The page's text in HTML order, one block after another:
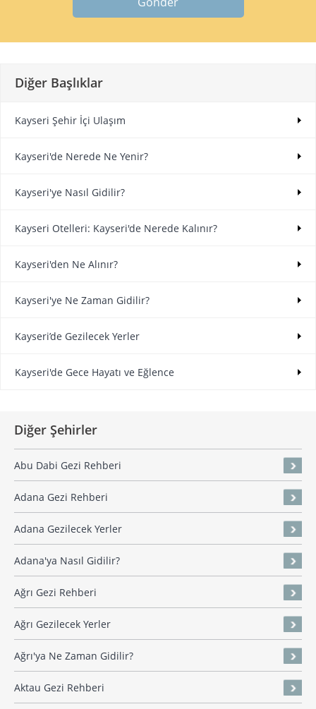
Diğer Başlıklar
Kayseri Şehir İçi Ulaşım
Kayseri'de Nerede Ne Yenir?
Kayseri'ye Nasıl Gidilir?
Kayseri Otelleri: Kayseri'de Nerede Kalınır?
Kayseri'den Ne Alınır?
Kayseri'ye Ne Zaman Gidilir?
Kayseri’de Gezilecek Yerler
Kayseri'de Gece Hayatı ve Eğlence
Diğer Şehirler
Abu Dabi Gezi Rehberi
Adana Gezi Rehberi
Adana Gezilecek Yerler
Adana'ya Nasıl Gidilir?
Ağrı Gezi Rehberi
Ağrı Gezilecek Yerler
Ağrı'ya Ne Zaman Gidilir?
Aktau Gezi Rehberi